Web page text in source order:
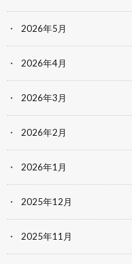
2026年5月
2026年4月
2026年3月
2026年2月
2026年1月
2025年12月
2025年11月